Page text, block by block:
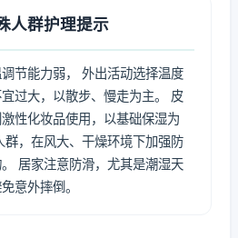
人群护理提示
节能力弱， 外出活动选择温度
过大，以散步、慢走为主。 皮
性化妆品使用，以基础保湿为
群，在风大、干燥环境下加强防
居家注意防滑，尤其是潮湿天
意外摔倒。